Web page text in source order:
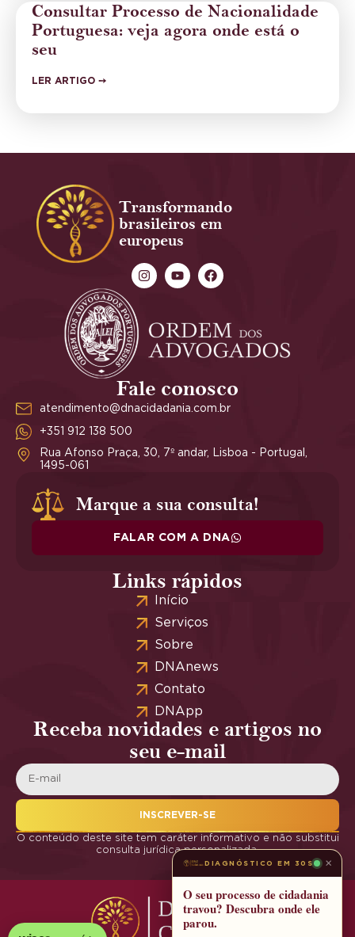
Consultar Processo de Nacionalidade
Portuguesa: veja agora onde está o
seu
LER ARTIGO ➙
Transformando
brasileiros em
europeus
Fale conosco
atendimento@dnacidadania.com.br
+351 912 138 500
Rua Afonso Praça, 30, 7º andar, Lisboa - Portugal,
1495-061
Marque a sua consulta!
FALAR COM A DNA
Links rápidos
Início
Serviços
Sobre
DNAnews
Contato
DNApp
Receba novidades e artigos no
seu e-mail
INSCREVER-SE
O conteúdo deste site tem caráter informativo e não substitui
consulta jurídica personalizada.
DIAGNÓSTICO EM 30S ×
O seu processo de cidadania
travou? Descubra onde ele
parou.